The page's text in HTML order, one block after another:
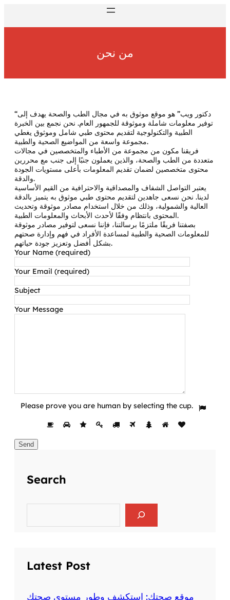
من نحن
“دكتور ويب” هو موقع موثوق به في مجال الطب والصحة يهدف إلى
توفير معلومات شاملة وموثوقة للجمهور العام. نحن نجمع بين الخبرة
الطبية والتكنولوجية لتقديم محتوى طبي شامل وموثوق يغطي
مجموعة واسعة من المواضيع الصحية والطبية.
فريقنا مكون من مجموعة من الأطباء والمتخصصين في مجالات
متعددة من الطب والصحة، والذين يعملون جنبًا إلى جنب مع محررين
محتوى متخصصين لضمان تقديم المعلومات بأعلى مستويات الجودة
والدقة.
يعتبر التواصل الشفاف والمصداقية والاحترافية من القيم الأساسية
لدينا. نحن نسعى جاهدين لتقديم محتوى طبي موثوق به يتميز بالدقة
العالية والشمولية، وذلك من خلال استخدام مصادر موثوقة وتحديث
المحتوى بانتظام وفقًا لأحدث الأبحاث والمعلومات الطبية.
بصفتنا فريقًا ملتزمًا برسالتنا، فإننا نسعى لتوفير مصادر موثوقة
للمعلومات الصحية والطبية لمساعدة الأفراد في فهم وإدارة صحتهم
بشكل أفضل وتعزيز جودة حياتهم.
Your Name (required)
Your Email (required)
Subject
Your Message
Please prove you are human by selecting the cup.
Search
a
Latest Post
موقع صحتك: استكشف وطور مستوى صحتك